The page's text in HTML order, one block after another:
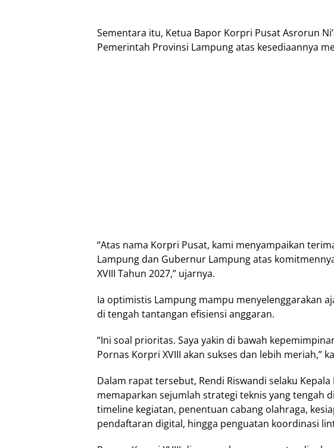
Sementara itu, Ketua Bapor Korpri Pusat Asrorun
Pemerintah Provinsi Lampung atas kesediaannya
“Atas nama Korpri Pusat, kami menyampaikan
Lampung dan Gubernur Lampung atas
XVIII Tahun 2027,” ujarnya.
Ia optimistis Lampung mampu menyelenggarakan
di tengah tantangan efisiensi anggaran.
“Ini soal prioritas. Saya yakin di bawah
Pornas Korpri XVIII akan sukses dan lebih meriah,”
Dalam rapat tersebut, Rendi Riswandi selaku
memaparkan sejumlah strategi teknis yang tengah
timeline kegiatan, penentuan cabang olahraga,
pendaftaran digital, hingga penguatan koordinasi